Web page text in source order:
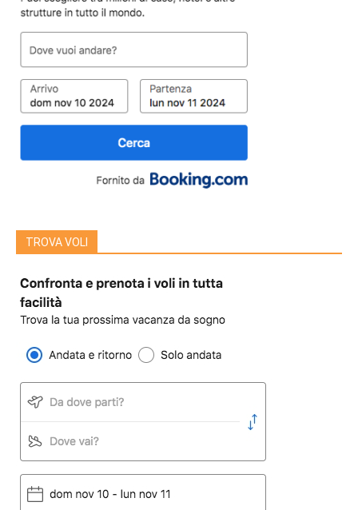
TROVA VOLI